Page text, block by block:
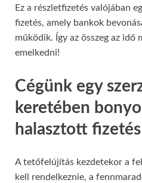
Ez a részletfizetés valójában
fizetés, amely bankok
működik. Így az összeg az idő
emelkedni!
Cégünk egy
keretében
halasztott
A tetőfelújítás kezdetekor a
kell rendelkeznie, a